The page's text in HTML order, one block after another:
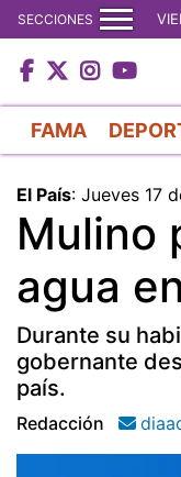
SECCIONES
FAMA
El País: Jueves 17
Mulino
agua
Durante su
gobernante
país.
Redacción